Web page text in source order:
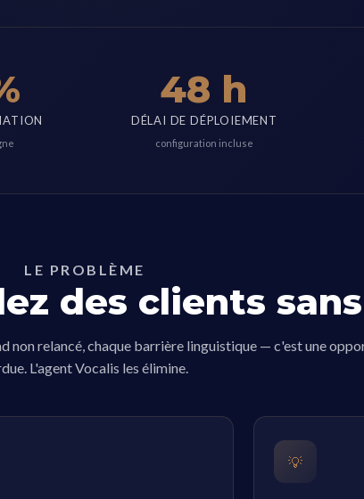
48 h
DÉLAI DE DÉPLOIEMENT
configuration incluse
LE PROBLÈME
des clients
non relancé, chaque barrière linguistique — c'est une
L'agent Vocalis les élimine.
💡